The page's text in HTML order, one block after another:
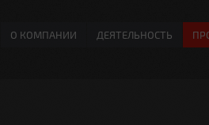
О КОМПАНИИ ДЕЯТЕЛЬНОСТЬ